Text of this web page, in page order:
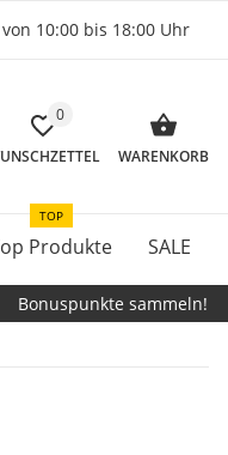
10:00 bis 18:00 Uhr
0
WARENKORB
Produkte
TOP
SALE
Bonuspunkte sammeln!